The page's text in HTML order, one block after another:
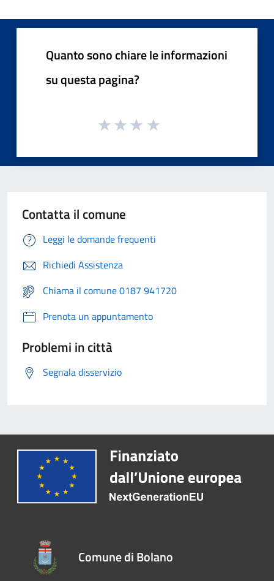
Quanto sono chiare le informazioni
su questa pagina?
Contatta il comune
Leggi le domande frequenti
Richiedi Assistenza
Chiama il comune 0187 941720
Prenota un appuntamento
Problemi in città
Segnala disservizio
Comune di Bolano